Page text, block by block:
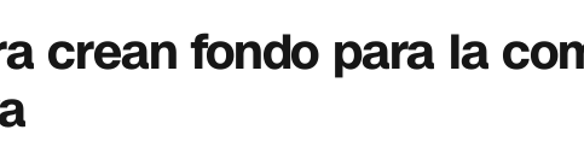
crean fondo para la